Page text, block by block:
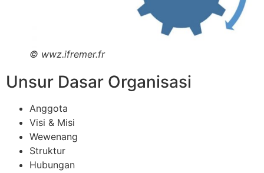
© wwz.ifremer.fr
Unsur Dasar Organisasi
Anggota
Visi & Misi
Wewenang
Struktur
Hubungan